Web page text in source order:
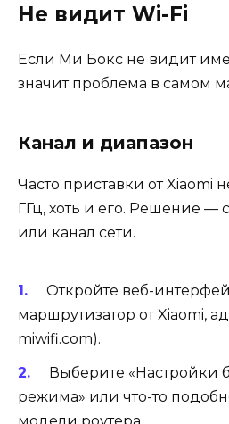
Не видит Wi-Fi
Если Ми Бокс не видит
значит проблема в самом
Канал и диапазон
Часто приставки от Xiaomi
ГГц, хоть и его. Решение —
или канал сети.
Откройте веб-
маршрутизатор от Xiaomi,
miwifi.com).
Выберите «Настройки
режима» или что-то